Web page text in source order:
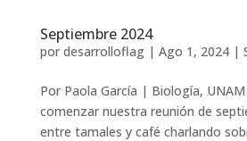
Septiembre 2024
por desarrolloflag| Ago 1, 2024|
Por Paola García | Biología,
comenzar nuestra reunión de
entre tamales y café charlando